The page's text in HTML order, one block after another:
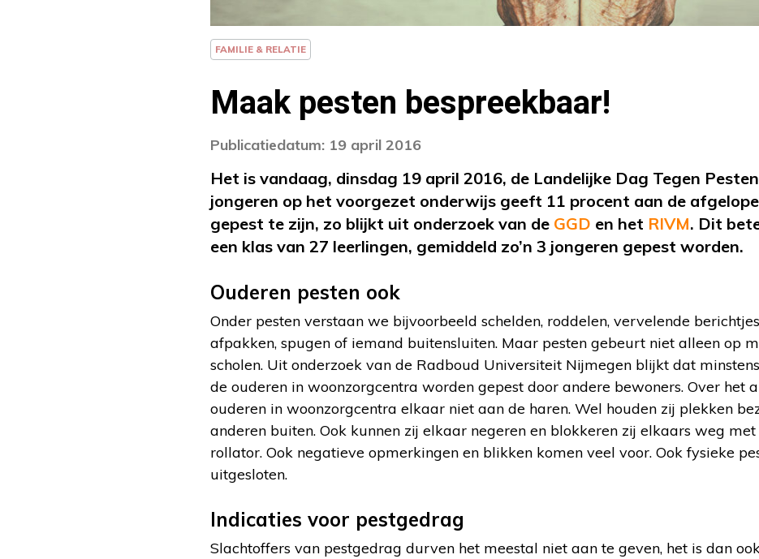
FAMILIE & RELATIE
Maak pesten bespreekbaar!
Publicatiedatum: 19 april 2016
Het is vandaag, dinsdag 19 april 2016, de Landelijke Dag Tegen
jongeren op het voorgezet onderwijs geeft 11 procent aan de
gepest te zijn, zo blijkt uit onderzoek van de GGD en het RIVM. Dit
een klas van 27 leerlingen, gemiddeld zo’n 3 jongeren gepest worden.
Ouderen pesten ook
Onder pesten verstaan we bijvoorbeeld schelden, roddelen, vervelende
afpakken, spugen of iemand buitensluiten. Maar pesten gebeurt niet alleen op
scholen. Uit onderzoek van de Radboud Universiteit Nijmegen blijkt dat
de ouderen in woonzorgcentra worden gepest door andere bewoners. Over het
ouderen in woonzorgcentra elkaar niet aan de haren. Wel houden zij plekken
anderen buiten. Ook kunnen zij elkaar negeren en blokkeren zij elkaars weg
rollator. Ook negatieve opmerkingen en blikken komen veel voor. Ook fysieke
uitgesloten.
Indicaties voor pestgedrag
Slachtoffers van pestgedrag durven het meestal niet aan te geven, het is dan